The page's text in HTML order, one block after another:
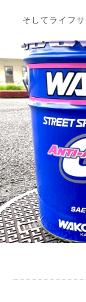
そしてライフサ